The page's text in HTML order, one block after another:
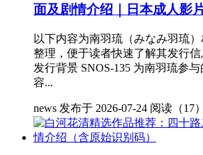
面及剧情介绍｜日本成人影
以下内容为南羽琉（みなみ羽琉）
整理，便于读者快速了解其发行
发行背景 SNOS-135 为南羽琉参
容...
news 发布于 2026-07-24 阅读（17）